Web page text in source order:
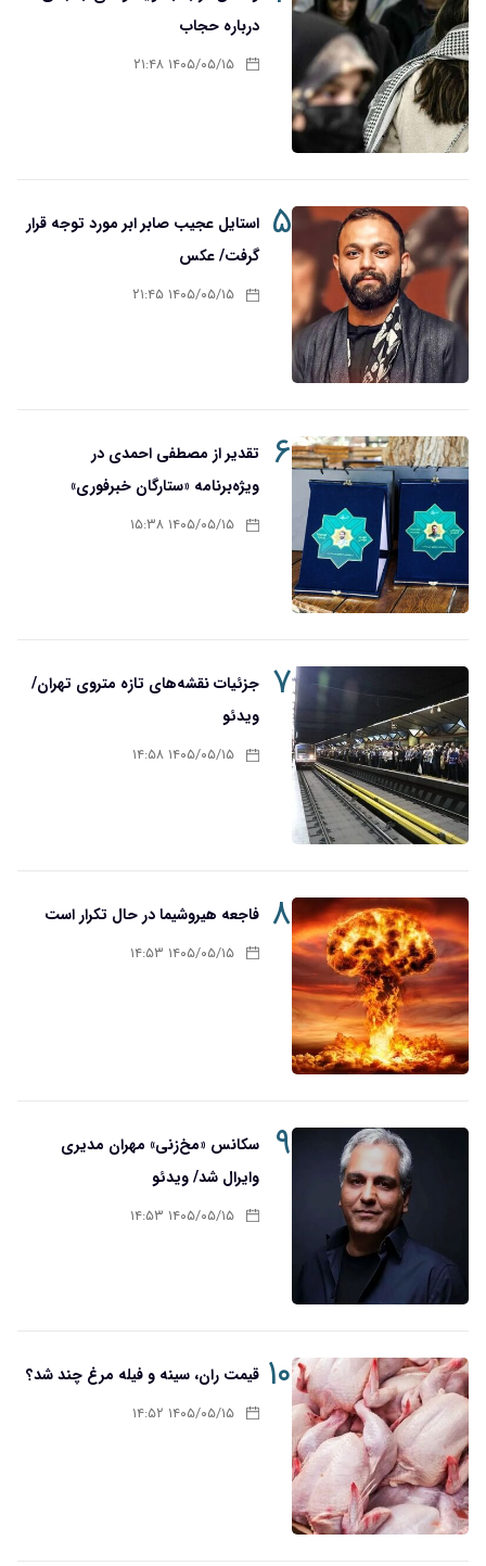
درباره حجاب
۱۴۰۵/۰۵/۱۵ ۲۱:۴۸
۵ استایل عجیب صابر ابر مورد توجه قرار
گرفت/ عکس
۱۴۰۵/۰۵/۱۵ ۲۱:۴۵
۶
تقدیر از مصطفی احمدی در
ویژه‌برنامه «ستارگان خبرفوری»
۱۴۰۵/۰۵/۱۵ ۱۵:۳۸
۷ جزئیات نقشه‌های تازه متروی تهران/
ویدئو
۱۴۰۵/۰۵/۱۵ ۱۴:۵۸
۸ فاجعه هیروشیما در حال تکرار است
۱۴۰۵/۰۵/۱۵ ۱۴:۵۳
۹
سکانس «مخ‌زنی» مهران مدیری
وایرال شد/ ویدئو
۱۴۰۵/۰۵/۱۵ ۱۴:۵۳
۱۰ قیمت ران، سینه و فیله مرغ چند شد؟
۱۴۰۵/۰۵/۱۵ ۱۴:۵۲